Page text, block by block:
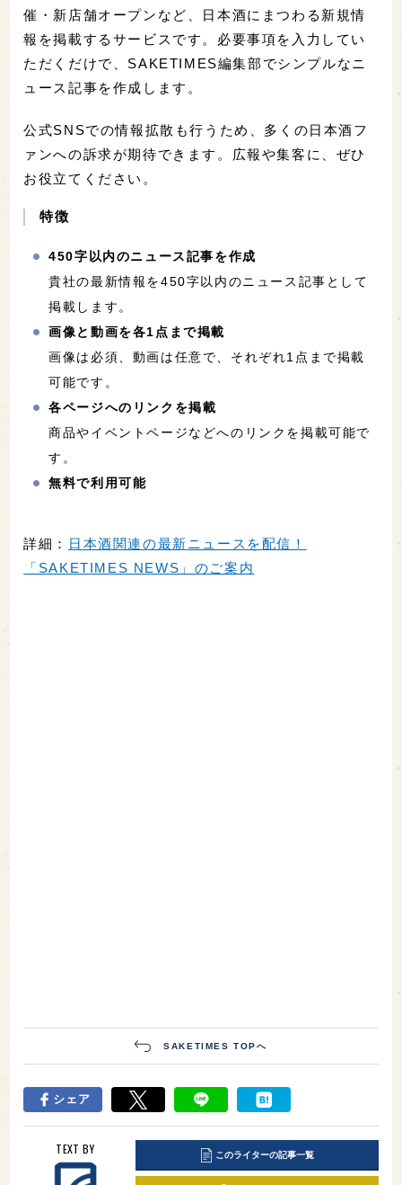
催・新店舗オープンなど、日本酒にまつわる新規情
報を掲載するサービスです。必要事項を入力してい
ただくだけで、SAKETIMES編集部でシンプルなニ
ュース記事を作成します。
公式SNSでの情報拡散も行うため、多くの日本酒フ
ァンへの訴求が期待できます。広報や集客に、ぜひ
お役立てください。
特徴
450字以内のニュース記事を作成
貴社の最新情報を450字以内のニュース記事として
掲載します。
画像と動画を各1点まで掲載
画像は必須、動画は任意で、それぞれ1点まで掲載
可能です。
各ページへのリンクを掲載
商品やイベントページなどへのリンクを掲載可能で
す。
無料で利用可能
詳細：
日本酒関連の最新ニュースを配信！
「SAKETIMES NEWS」のご案内
SAKETIMES TOPへ
シェア
TEXT BY このライターの記事一覧